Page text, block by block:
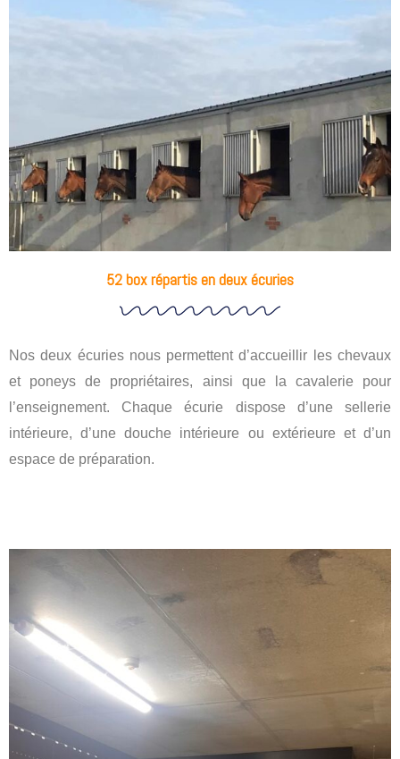
52 box répartis en deux écuries
Nos deux écuries nous permettent d’accueillir les chevaux
et poneys de propriétaires, ainsi que la cavalerie pour
l’enseignement. Chaque écurie dispose d’une sellerie
intérieure, d’une douche intérieure ou extérieure et d’un
espace de préparation.